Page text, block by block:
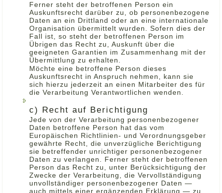
Ferner steht der betroffenen Person ein
Auskunftsrecht darüber zu, ob personenbezogene
Daten an ein Drittland oder an eine internationale
Organisation übermittelt wurden. Sofern dies der
Fall ist, so steht der betroffenen Person im
Übrigen das Recht zu, Auskunft über die
geeigneten Garantien im Zusammenhang mit der
Übermittlung zu erhalten.
Möchte eine betroffene Person dieses
Auskunftsrecht in Anspruch nehmen, kann sie
sich hierzu jederzeit an einen Mitarbeiter des für
die Verarbeitung Verantwortlichen wenden.
c) Recht auf Berichtigung
Jede von der Verarbeitung personenbezogener
Daten betroffene Person hat das vom
Europäischen Richtlinien- und Verordnungsgeber
gewährte Recht, die unverzügliche Berichtigung
sie betreffender unrichtiger personenbezogener
Daten zu verlangen. Ferner steht der betroffenen
Person das Recht zu, unter Berücksichtigung der
Zwecke der Verarbeitung, die Vervollständigung
unvollständiger personenbezogener Daten —
auch mittels einer ergänzenden Erklärung — zu